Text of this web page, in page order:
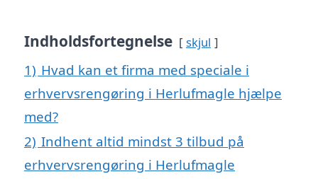
Indholdsfortegnelse skjul
1) Hvad kan et firma med speciale i
erhvervsrengøring i Herlufmagle hjælpe
med?
2) Indhent altid mindst 3 tilbud på
erhvervsrengøring i Herlufmagle